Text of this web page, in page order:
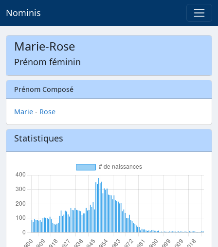
Nominis
Marie-Rose
Prénom féminin
Prénom Composé
Marie - Rose
Statistiques